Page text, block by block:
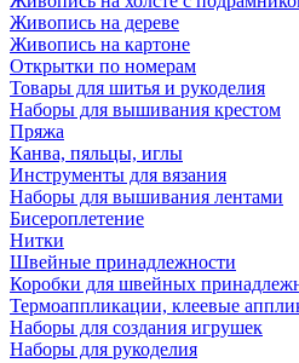
Живопись на дереве
Живопись на картоне
Открытки по номерам
Товары для шитья и рукоделия
Наборы для вышивания крестом
Пряжа
Канва, пяльцы, иглы
Инструменты для вязания
Наборы для вышивания лентами
Бисероплетение
Нитки
Швейные принадлежности
Коробки для швейных
Термоаппликации, клеевые
Наборы для создания игрушек
Наборы для рукоделия